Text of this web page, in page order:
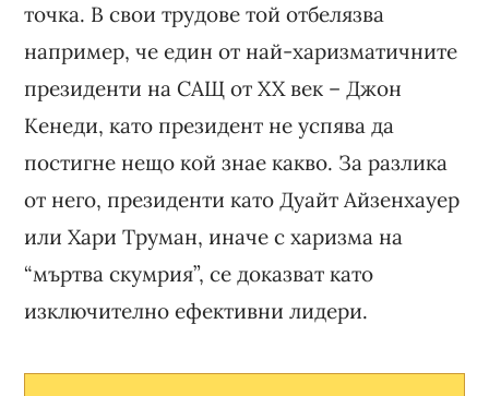
точка. В свои трудове той отбелязва
например, че един от най-харизматичните
президенти на САЩ от XX век – Джон
Кенеди, като президент не успява да
постигне нещо кой знае какво. За разлика
от него, президенти като Дуайт Айзенхауер
или Хари Труман, иначе с харизма на
“мъртва скумрия”, се доказват като
изключително ефективни лидери.